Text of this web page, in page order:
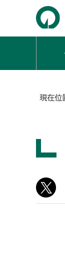
現在位